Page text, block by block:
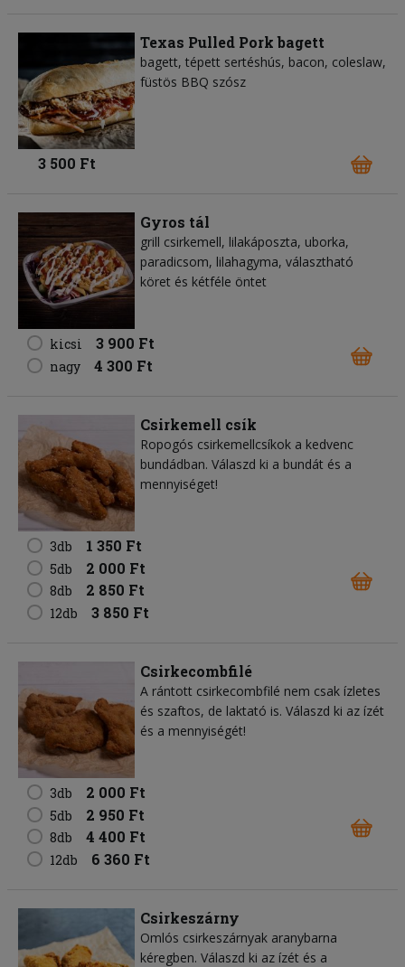
Texas Pulled Pork bagett
bagett, tépett sertéshús, bacon, coleslaw,
füstös BBQ szósz
3 500 Ft
Gyros tál
grill csirkemell, lilakáposzta, uborka,
paradicsom, lilahagyma, választható
köret és kétféle öntet
kicsi 3 900 Ft
nagy 4 300 Ft
Csirkemell csík
Ropogós csirkemellcsíkok a kedvenc
bundádban. Válaszd ki a bundát és a
mennyiséget!
3db 1 350 Ft
5db 2 000 Ft
8db 2 850 Ft
12db 3 850 Ft
Csirkecombfilé
A rántott csirkecombfilé nem csak ízletes
és szaftos, de laktató is. Válaszd ki az ízét
és a mennyiségét!
3db 2 000 Ft
5db 2 950 Ft
8db 4 400 Ft
12db 6 360 Ft
Csirkeszárny
Omlós csirkeszárnyak aranybarna
kéregben. Válaszd ki az ízét és a